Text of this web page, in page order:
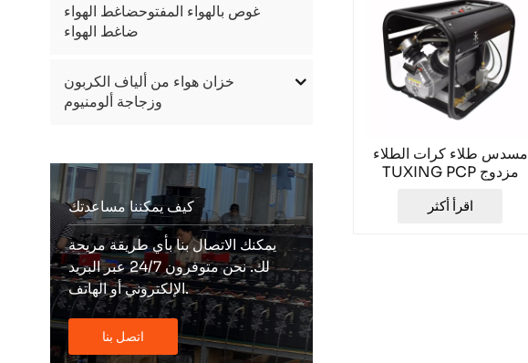
غوص بالهواء المفتوحضاغط الهواء
ضاغط الهواء
خزان هواء من ألياف الكربون
وزجاجة ألومنيوم
كيف يمكننا مساعدتك
يمكنك الاتصال بنا بأي طريقة مريحة
لك. نحن متوفرون 24/7 عبر البريد
الإلكتروني أو الهاتف.
اتصل بنا
مسدس طلاء كرات الطلاء
TUXING PCP مزدوج
باسكال TXED013
اقرأ أكثر